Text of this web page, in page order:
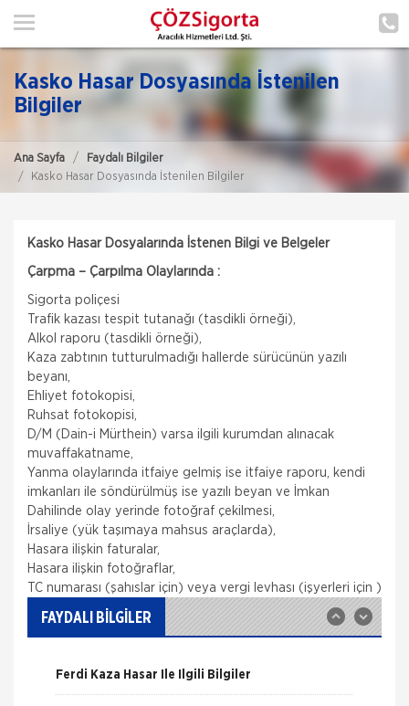
ANA SAYFA
HİZMETLERİMİZ
POLIÇE HATIRLAT
İLETIŞIM
MÜŞTERI GIRIŞI
TEKLİF AL
Kasko Hasar Dosyasında İstenilen
Bilgiler
Ana Sayfa
Faydalı Bilgiler
Kasko Hasar Dosyasında İstenilen Bilgiler
Kasko Hasar Dosyalarında İstenen Bilgi ve Belgeler
Çarpma – Çarpılma Olaylarında :
Sigorta poliçesi
Trafik kazası tespit tutanağı (tasdikli örneği),
Alkol raporu (tasdikli örneği),
Kaza zabtının tutturulmadığı hallerde sürücünün yazılı
beyanı,
Ehliyet fotokopisi,
Ruhsat fotokopisi,
D/M (Dain-i Mürthein) varsa ilgili kurumdan alınacak
muvaffakatname,
Yanma olaylarında itfaiye gelmiş ise itfaiye raporu, kendi
imkanları ile söndürülmüş ise yazılı beyan ve İmkan
Dahilinde olay yerinde fotoğraf çekilmesi,
İrsaliye (yük taşımaya mahsus araçlarda),
Hasara ilişkin faturalar,
Hasara ilişkin fotoğraflar,
TC numarası (şahıslar için) veya vergi levhası (işyerleri için )
FAYDALI BİLGİLER
Nakliye Hasarı İçin Gerekli Bilgiler
ONLİNE Dask Prim Hesaplama
Trafik Hasarı için Gerekli Bilgiler
Yangın Hasarı ile ilgili Bilgiler
Ferdi Kaza Hasar İle İlgili Bilgiler